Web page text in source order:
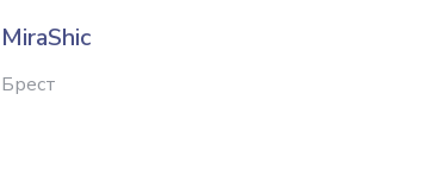
MiraShic
Брест